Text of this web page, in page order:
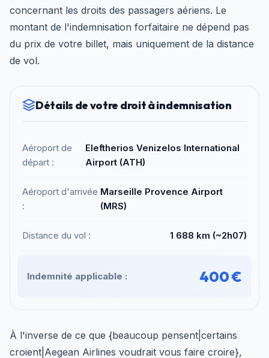
concernant les droits des passagers aériens. Le
montant de l'indemnisation forfaitaire ne dépend pas
du prix de votre billet, mais uniquement de la distance
de vol.
Détails de votre droit à indemnisation
Aéroport de
départ :
Eleftherios Venizelos International
Airport (ATH)
Aéroport d'arrivée
:
Marseille Provence Airport
(MRS)
Distance du vol : 1 688 km (~2h07)
Indemnité applicable : 400 €
À l'inverse de ce que {beaucoup pensent|certains
croient|Aegean Airlines voudrait vous faire croire},